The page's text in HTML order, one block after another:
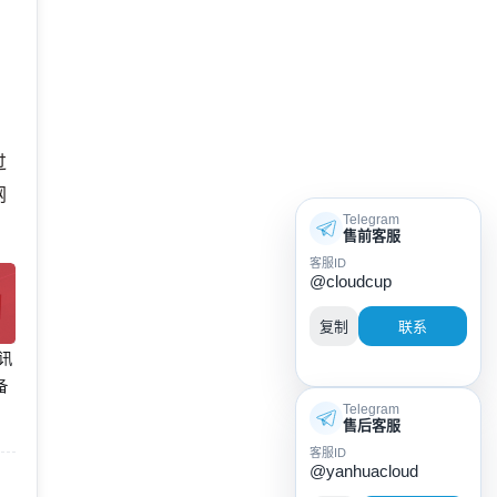
Telegram
售前客服
客服ID
@cloudcup
复制 联系
Telegram
售后客服
客服ID
@yanhuacloud